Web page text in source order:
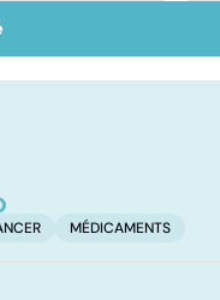
: le
contre
MÉDICAMENTS